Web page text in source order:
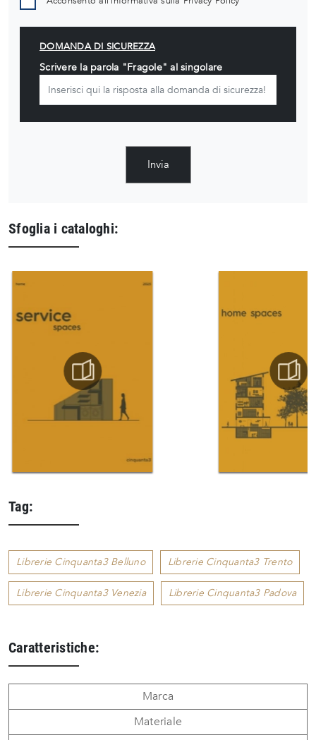
DOMANDA DI SICUREZZA
Scrivere la parola "Fragole" al singolare
Invia
Sfoglia i cataloghi:
Tag:
Librerie Cinquanta3 Belluno Librerie Cinquanta3 Trento
Librerie Cinquanta3 Venezia Librerie Cinquanta3 Padova
Caratteristiche:
Marca
Materiale